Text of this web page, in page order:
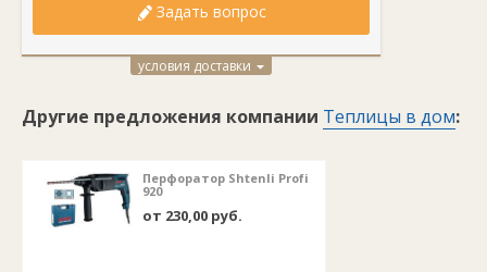
Задать вопрос
условия доставки
Другие предложения компании Теплицы в дом:
Перфоратор Shtenli Profi
920
от 230,00 руб.